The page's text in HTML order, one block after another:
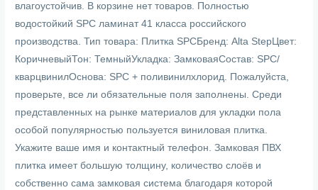
влагоустойчив. В корзине нет товаров. Полностью
водостойкий SPC ламинат 41 класса российского
производства. Тип товара: Плитка SPCБренд: Alta StepЦвет:
КоричневыйТон: ТемныйУкладка: ЗамковаяСостав: SPC/
кварцвинилОснова: SPC + поливинилхлорид. Пожалуйста,
проверьте, все ли обязательные поля заполнены. Среди
представленных на рынке материалов для укладки пола
особой популярностью пользуется виниловая плитка.
Укажите ваше имя и контактный телефон. Замковая ПВХ
плитка имеет большую толщину, количество слоёв и
собственно сама замковая система благодаря которой